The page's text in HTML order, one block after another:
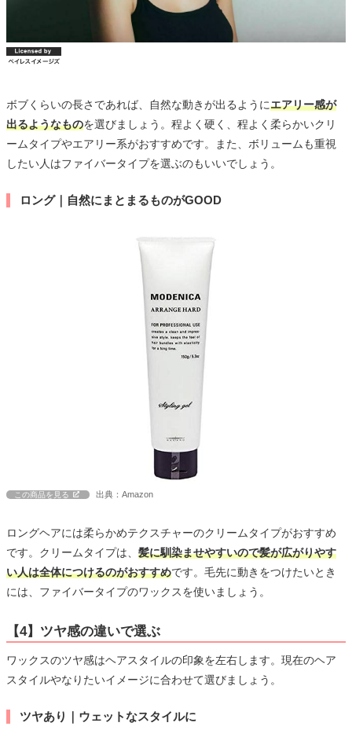
ボブくらいの長さであれば、自然な動きが出るようにエアリー感が
出るようなものを選びましょう。程よく硬く、程よく柔らかいクリ
ームタイプやエアリー系がおすすめです。また、ボリュームも重視
したい人はファイバータイプを選ぶのもいいでしょう。
ロング｜自然にまとまるものがGOOD
この商品を見る 出典：Amazon
ロングヘアには柔らかめテクスチャーのクリームタイプがおすすめ
です。クリームタイプは、 髪に馴染ませやすいので髪が広がりやす
い人は全体につけるのがおすすめです。毛先に動きをつけたいとき
には、ファイバータイプのワックスを使いましょう。
【4】ツヤ感の違いで選ぶ
ワックスのツヤ感はヘアスタイルの印象を左右します。現在のヘア
スタイルやなりたいイメージに合わせて選びましょう。
ツヤあり｜ウェットなスタイルに